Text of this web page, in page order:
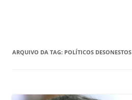
ARQUIVO DA TAG: POLÍTICOS DESONESTOS